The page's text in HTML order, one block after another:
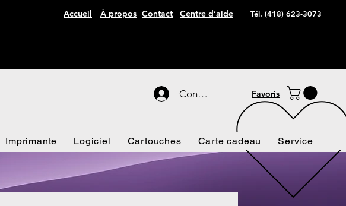
Accueil À propos Contact Centre d’aide Tél. (418) 623-3073
Connexion Favoris
Imprimante Logiciel Cartouches Carte cadeau Service